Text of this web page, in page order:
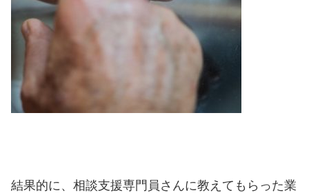
結果的に、相談支援専門員さんに教えてもらった業